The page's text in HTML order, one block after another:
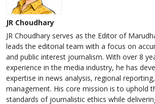
JR Choudhary
JR Choudhary serves as the Editor of
leads the editorial team with a focus on
and public interest journalism. With over 8
experience in the media industry, he has
expertise in news analysis, regional
management. His core mission is to uphold
standards of journalistic ethics while